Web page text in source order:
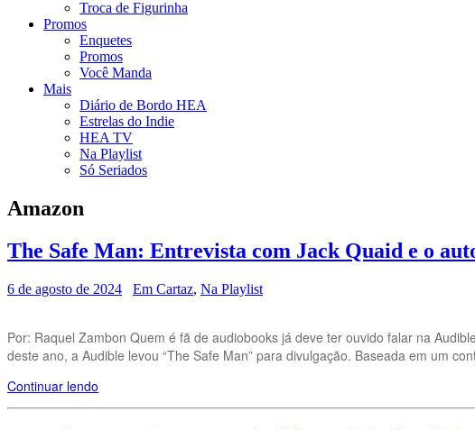
Troca de Figurinha
Promos
Enquetes
Promos
Você Manda
Mais
Diário de Bordo HEA
Estrelas do Indie
HEA TV
Na Playlist
Só Seriados
Amazon
The Safe Man: Entrevista com Jack Quaid e o
6 de agosto de 2024 Em Cartaz, Na Playlist
Por: Raquel Zambon Quem é fã de audiobooks já deve ter ouvido falar na
deste ano, a Audible levou “The Safe Man” para divulgação. Baseada em um
Continuar lendo